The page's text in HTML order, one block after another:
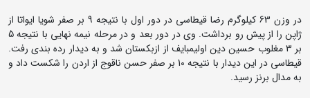
در وزن 63 کیلوگرم رضا قیطاسی در دور اول با نتیجه 9 بر صفر شویا ایواتا از
ژاپن را از پیش رو برداشت. وی در دور بعد و در مرحله نیمه نهایی با نتیجه 5
بر 3 مغلوب حسین دین اولیمبایف از ازبکستان شد و به دیدار رده بندی رفت.
قیطاسی در این دیدار با نتیجه 10 بر صفر حسن ناقوج از اردن را شکست داد و
به مدال برنز رسید.